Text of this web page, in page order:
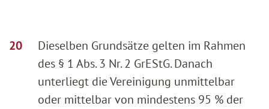
Dieselben Grundsätze gelten im Rahmen
des § 1 Abs. 3 Nr. 2 GrEStG. Danach
unterliegt die Vereinigung unmittelbar
oder mittelbar von mindestens 95 % der